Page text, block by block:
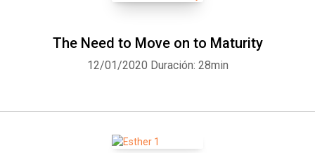
The Need to Move on to Maturity
12/01/2020 Duración: 28min